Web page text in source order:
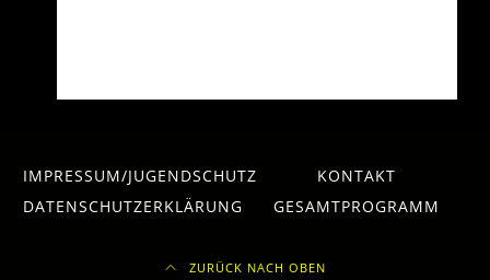
IMPRESSUM/JUGENDSCHUTZ
KONTAKT
DATENSCHUTZERKLÄRUNG
GESAMTPROGRAMM
ZURÜCK NACH OBEN